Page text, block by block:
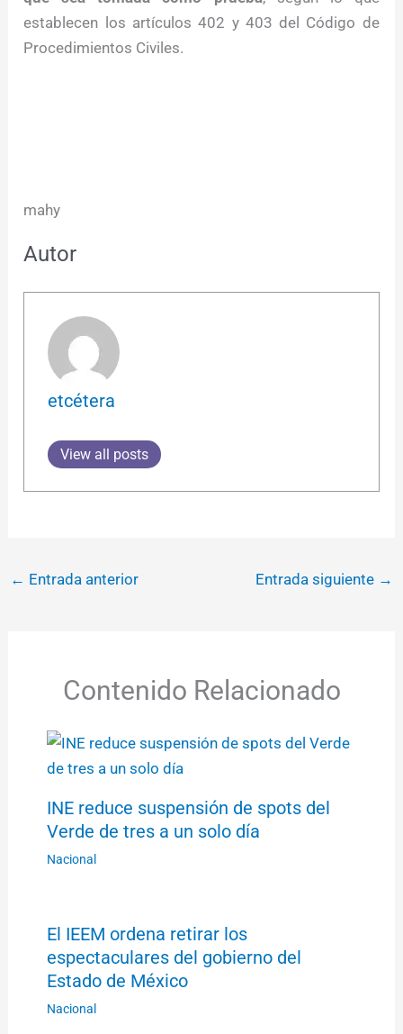
establecen los artículos 402 y 403 del Código de
Procedimientos Civiles.
mahy
Autor
etcétera
View all posts
← Entrada anterior Entrada siguiente →
Contenido Relacionado
INE reduce suspensión de spots del
Verde de tres a un solo día
Nacional
El IEEM ordena retirar los
espectaculares del gobierno del
Estado de México
Nacional